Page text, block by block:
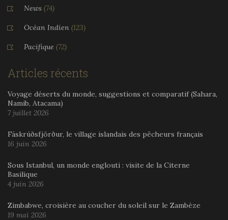
News (74)
Océan Indien (123)
Pacifique (72)
Articles récents
Voyage déserts du monde, suggestions et comparatif (Sahara,
Namib, Atacama)
7 juillet 2026
Fáskrúðsfjörður, le village islandais des pêcheurs français
16 juin 2026
Sous Istanbul, un monde englouti : visite de la Citerne
Basilique
4 juin 2026
Zimbabwe, croisière au coucher du soleil sur le Zambèze
19 mai 2026